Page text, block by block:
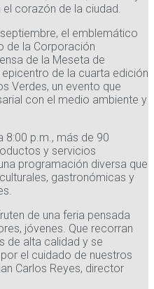
corazón de la ciudad.
el emblemático
de la Corporación
de la Meseta de
de la cuarta edición
Verdes, un evento que
con el medio ambiente y
8:00 p.m., más de 90
y servicios
programación diversa que
gastronómicas y
de una feria pensada
jóvenes. Que recorran
de alta calidad y se
el cuidado de nuestros
Carlos Reyes, director